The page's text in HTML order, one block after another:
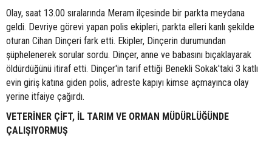
Olay, saat 13.00 sıralarında Meram ilçesinde bir parkta meydana
geldi. Devriye görevi yapan polis ekipleri, parkta elleri kanlı şekilde
oturan Cihan Dinçeri fark etti. Ekipler, Dinçerin durumundan
şüphelenerek sorular sordu. Dinçer, anne ve babasını bıçaklayarak
öldürdüğünü itiraf etti. Dinçer'in tarif ettiği Benekli Sokak'taki 3 katlı
evin giriş katına giden polis, adreste kapıyı kimse açmayınca olay
yerine itfaiye çağırdı.
VETERİNER ÇİFT, İL TARIM VE ORMAN MÜDÜRLÜĞÜNDE
ÇALIŞIYORMUŞ